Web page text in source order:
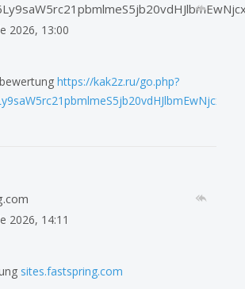
2026, 13:00
https://kak2z.ru/go.php?
2026, 14:11
sites.fastspring.com